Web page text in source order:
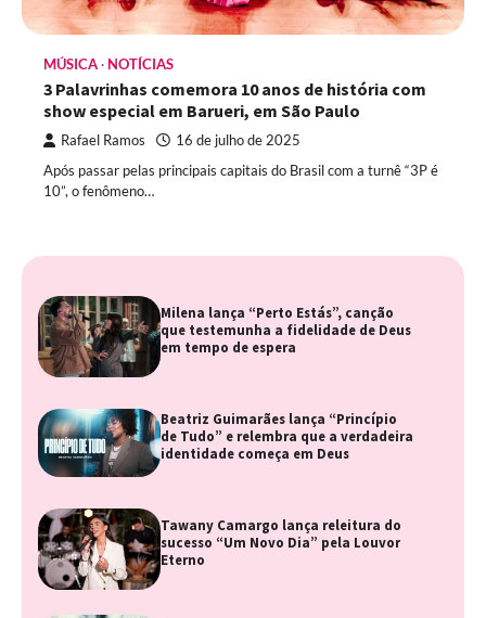
MÚSICA NOTÍCIAS
3 Palavrinhas comemora 10 anos de história com
show especial em Barueri, em São Paulo
Rafael Ramos 16 de julho de 2025
Após passar pelas principais capitais do Brasil com a turnê “3P é
10”, o fenômeno…
Milena lança “Perto Estás”, canção
que testemunha a fidelidade de Deus
em tempo de espera
Beatriz Guimarães lança “Princípio
de Tudo” e relembra que a verdadeira
identidade começa em Deus
Tawany Camargo lança releitura do
sucesso “Um Novo Dia” pela Louvor
Eterno